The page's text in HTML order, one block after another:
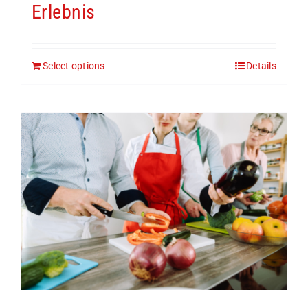
Erlebnis
Select options Details